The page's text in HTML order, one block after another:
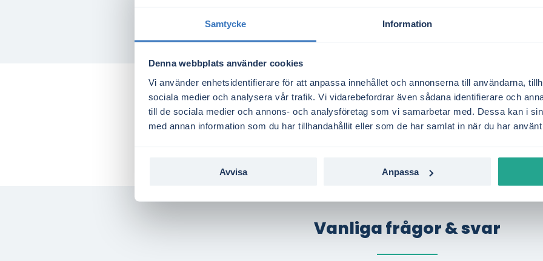
Samtycke Information
Denna webbplats använder cookies
Vi använder enhetsidentifierare för att anpassa innehållet och annonserna till användarna,
sociala medier och analysera vår trafik. Vi vidarebefordrar även sådana identifierare och
till de sociala medier och annons- och analysföretag som vi samarbetar med. Dessa kan i
med annan information som du har tillhandahållit eller som de har samlat in när du har
Avvisa Anpassa
+10.000 nöjda kunder
Så säger våra kunder
Vanliga frågor & svar